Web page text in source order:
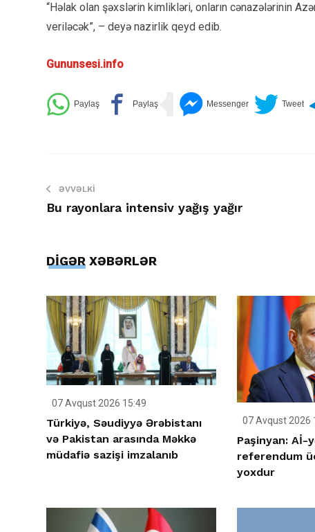
“Həlak olan şəxslərin kimlikləri, onların cənazələrinin
veriləcək”, – deyə nazirlik qeyd edib.
Gununsesi.info
ƏVVƏLKI
Bu rayonlara intensiv yağış yağır
DİGƏR XƏBƏRLƏR
07 Avqust 2026 15:49
Türkiyə, Səudiyyə Ərəbistanı
və Pakistan arasında Məkkə
müdafiə sazişi imzalanıb
07 Avqust 2026
Paşinyan: Aİ-
referendum
yoxdur